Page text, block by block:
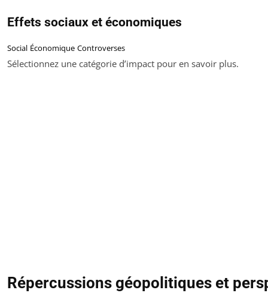
Effets sociaux et économiques
Social Économique Controverses
Sélectionnez une catégorie d’impact pour en savoir plus.
Répercussions géopolitiques et